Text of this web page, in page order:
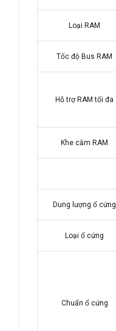
Loại RAM
Tốc độ Bus RAM
Hỗ trợ RAM tối đa
Khe cắm RAM
Dung lượng ổ cứng
Loại ổ cứng
Chuẩn ổ cứng